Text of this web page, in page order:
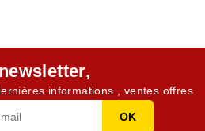
informations , ventes offres